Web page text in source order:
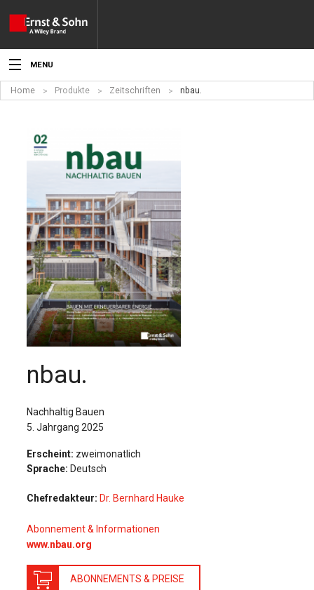
MENU
Aktuelles
Angebote
Produkte
Werben
Service
Für Autor:innen
Verlag
Sprache / Language: DE
Home Produkte Zeitschriften nbau.
nbau.
Nachhaltig Bauen
5. Jahrgang 2025
Erscheint: zweimonatlich
Sprache: Deutsch
Chefredakteur: Dr. Bernhard Hauke
Abonnement & Informationen
www.nbau.org
ABONNEMENTS & PREISE